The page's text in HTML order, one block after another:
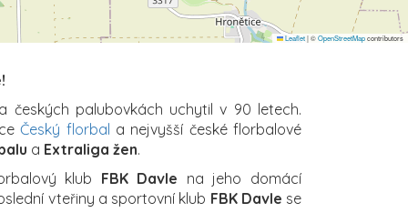
Leaflet|©OpenStreetMapcontributors
českých palubovkách uchytil v 90 letech.
Český florbal a nejvyšší české florbalové
a Extraliga žen.
klub FBK Davle na jeho domácí
vteřiny a sportovní klub FBK Davle se